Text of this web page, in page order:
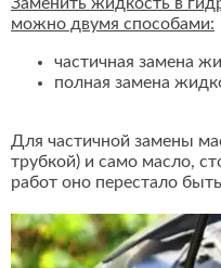
можно двумя способами:
частичная замена
полная замена
Для частичной замены
трубкой) и само масло,
работ оно перестало